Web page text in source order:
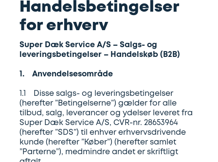
Busdæk
Lastvognsdæk
Fordæk
Trækdæk
Trailerdæk
Leasing
kundeaftale
Dækrapport
Kontakt
Handelsbetingelser
Erhverv
Landbrug
Handelsbetingelser
for erhverv
Super Dæk Service A/S – Salgs- og
leveringsbetingelser – Handelskøb (B2B)
1. Anvendelsesområde
1.1 Disse salgs- og leveringsbetingelser
(herefter ”Betingelserne”) gælder for alle
tilbud, salg, leverancer og ydelser leveret fra
Super Dæk Service A/S, CVR-nr. 28653964
(herefter ”SDS”) til enhver erhvervsdrivende
kunde (herefter ”Køber”) (herefter samlet
”Parterne”), medmindre andet er skriftligt